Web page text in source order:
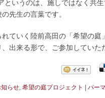
というのは、施しではなく共
先生の言葉です。
ていく陸前高田の「希望の庭
出来る形で、ご参加していた
知らせ, 希望の庭プロジェクト パー